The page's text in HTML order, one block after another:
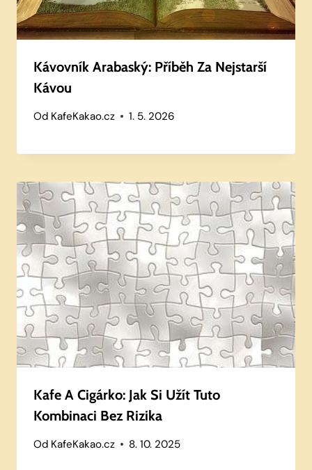
Kávovník Arabaský: Příběh Za Nejstarší
Kávou
Od KafeKakao.cz 1. 5. 2026
Kafe A Cigárko: Jak Si Užít Tuto
Kombinaci Bez Rizika
Od KafeKakao.cz 8. 10. 2025